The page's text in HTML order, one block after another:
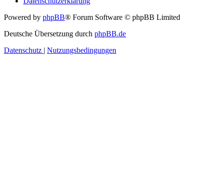
Powered by phpBB® Forum Software © phpBB Limited
Deutsche Übersetzung durch phpBB.de
Datenschutz | Nutzungsbedingungen